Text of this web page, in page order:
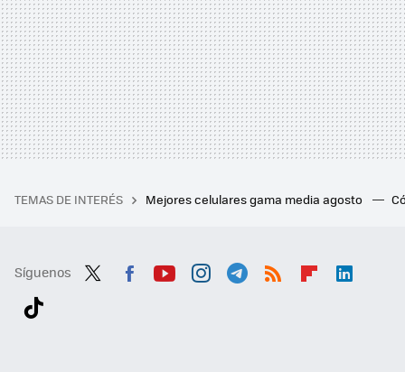
TEMAS DE INTERÉS Mejores celulares gama media agosto
Síguenos